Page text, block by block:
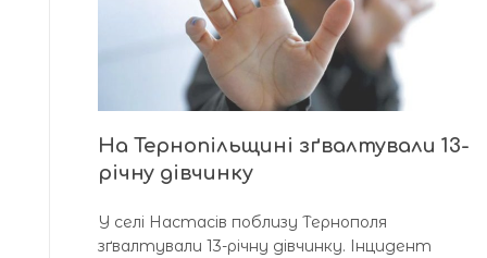
На Тернопільщині зґвалтували 13-
річну дівчинку
У селі Настасів поблизу Тернополя
зґвалтували 13-річну дівчинку. Інцидент